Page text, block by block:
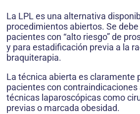
La LPL es una alternativa
procedimientos abiertos. Se
pacientes con “alto riesgo” de
y para estadificación previa a la
braquiterapia.
La técnica abierta es claramente
pacientes con
técnicas laparoscópicas como
previas o marcada obesidad.